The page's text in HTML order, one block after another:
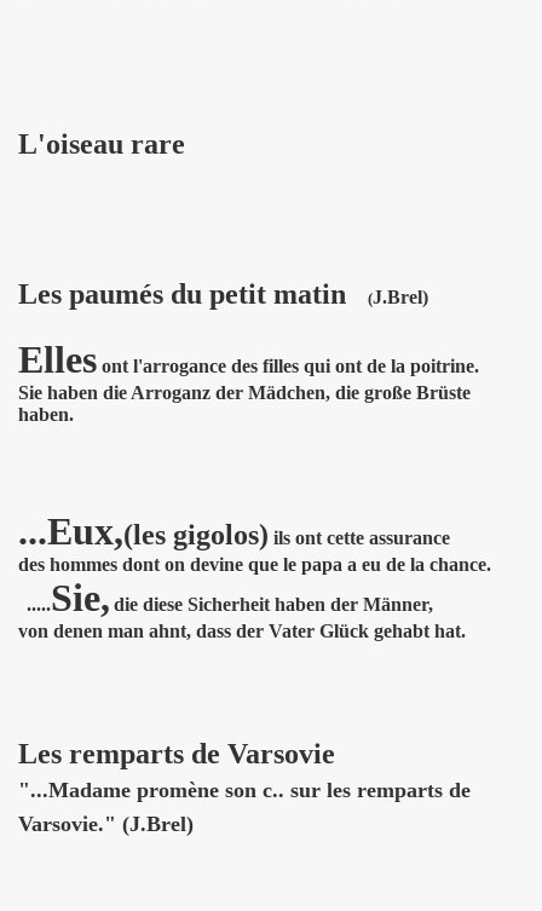
L'oiseau rare
Les paumés du petit matin (J.Brel)
Elles ont l'arrogance des filles qui ont de la poitrine.
Sie haben die Arroganz der Mädchen, die große Brüste
haben.
...Eux,(les gigolos) ils ont cette assurance
des hommes dont on devine que le papa a eu de la chance.
.....Sie, die diese Sicherheit haben der Männer,
von denen man ahnt, dass der Vater Glück gehabt hat.
Les remparts de Varsovie
"...Madame promène son c.. sur les remparts de
Varsovie." (J.Brel)